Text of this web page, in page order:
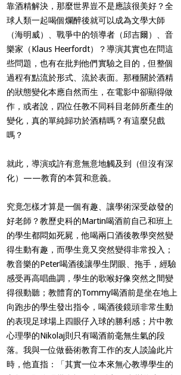
靠酒精解決，那麼世界豈不是應該很美好？全
球人類一起喝個爛醉後就可以成為文學大師
（海明威）、戰爭中的領導者（邱吉爾）、音
樂家（Klaus Heerfordt）？導演其實也在問這
些問題，也有在批判他們實驗之目的，但整個
過程有點流於形式、流於表面。那種關於酒精
的狀態變化本應自然而生，在電影中卻顯得做
作，或者說，四位任教不同科目老師所產生的
變化，真的單純歸功於酒精嗎？有這麼兒戲
嗎？
就此，導演或許有意無意地觸及到（但沒有深
化） ——教育的本質和意義。
究竟怎樣才算是一個有趣、讓學術深受啟發的
好老師？教歷史科的Martin喝酒前自己和班上
的學生都悶如死屍，他喝兩口酒後教學突然變
得生動有趣，而學生竟又突然變得非常投入；
教音樂的Peter喝酒後讓學生閉眼、拖手，經驗
感受再高唱曲調，學生的歌喉好像突然之間變
得很動聽；教體育的Tommy喝酒前是坐在地上
向跑步的學生發出指令，喝酒後鏡頭非常生動
的表現足球場上四眼仔入球的勝利感；片中教
心理學的Nikolaj則只有喝酒前毫無生氣的段
落。我與一位做藝術教育工作的友人談論此片
時，他直指：「其實一位本來無心教導學生的